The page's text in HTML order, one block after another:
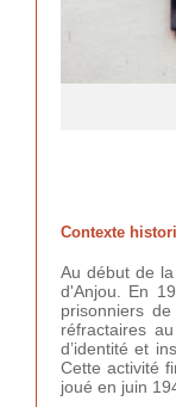
Contexte
Au début de
d'Anjou. En
prisonniers
réfractaires
d’identité et
Cette activité
joué en juin